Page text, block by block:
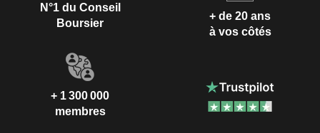
N°1 du Conseil
Boursier
+ de 20 ans
à vos côtés
+ 1 300 000
membres